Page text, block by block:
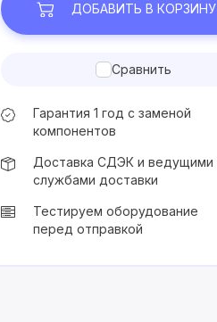
ДОБАВИТЬ В КОРЗИНУ
Сравнить
Гарантия 1 год с заменой
компонентов
Доставка СДЭК и ведущими
службами доставки
Тестируем оборудование
перед отправкой